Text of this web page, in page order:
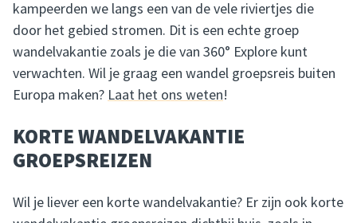
kampeerden we langs een van de vele riviertjes die
door het gebied stromen. Dit is een echte groep
wandelvakantie zoals je die van 360° Explore kunt
verwachten. Wil je graag een wandel groepsreis buiten
Europa maken? Laat het ons weten!
KORTE WANDELVAKANTIE
GROEPSREIZEN
Wil je liever een korte wandelvakantie? Er zijn ook korte